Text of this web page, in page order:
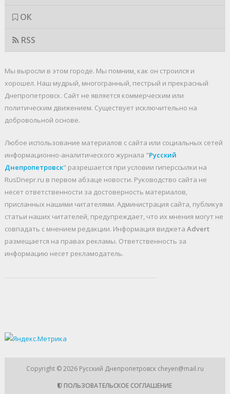
ОК
RSS
Мы выросли в этом городе. Мы помним, как он строился и
хорошел. Наш мудрый, многогранный, пестрый и прекрасный
Днепропетровск. Cайт не является коммерческим или
политическим движением. Существует исключительно на
добровольной основе.
Любое использование материалов c сайта или социальных сетей
информационно-аналитического журнала "Русский
Днепропетровск" разрешается при условии гиперссылки на
RusDnepr.ru в первом абзаце новости. Руководство сайта не
несет ответственности за достоверность материалов,
присланных нашими читателями. Администрация сайта, публикуя
статьи наших читателей, предупреждает, что их мнения могут не
совпадать с мнением редакции. Информация виджета Advert
размещается на правах рекламы. Ответственность за
информацию несет рекламодатель.
Copyright © 2026 Русский Днепропетровск cheyen@mail.ru
ПОЛЬЗОВАТЕЛЬСКОЕ СОГЛАШЕНИЕ